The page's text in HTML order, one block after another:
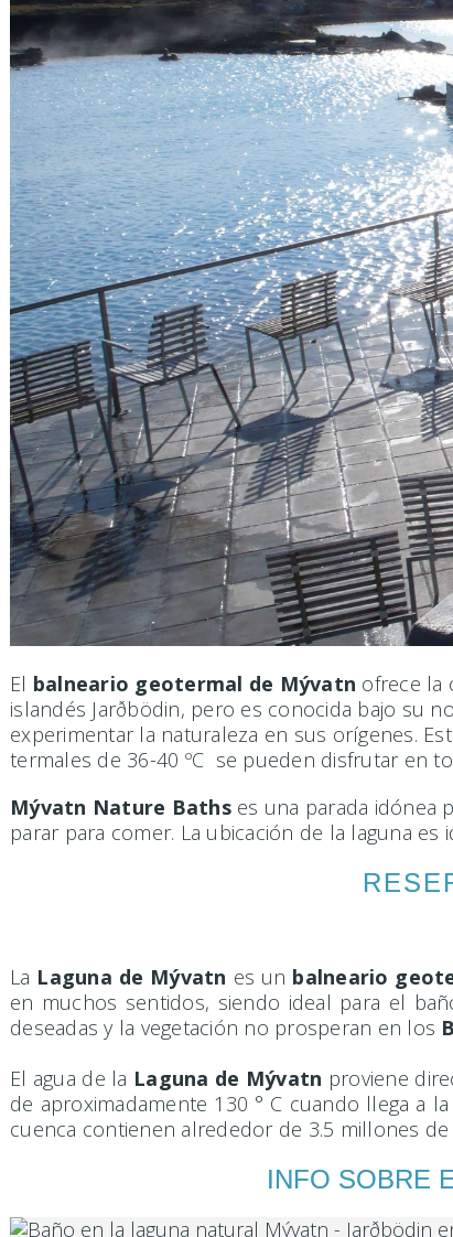
El balneario geotermal de Mývatn ofrece la
islandés Jarðbödin, pero es conocida bajo su
experimentar la naturaleza en sus orígenes.
termales de 36-40 ºC se pueden disfrutar en
Mývatn Nature Bathses una parada idónea
parar para comer. La ubicación de la laguna
La Laguna de Mývatn es un balneario
en muchos sentidos, siendo ideal para el
deseadas y la vegetación no prosperan en los
El agua de la Laguna de Mývatn proviene
de aproximadamente 130 ° C cuando llega a
cuenca contienen alrededor de 3.5 millones
INFO SOBRE